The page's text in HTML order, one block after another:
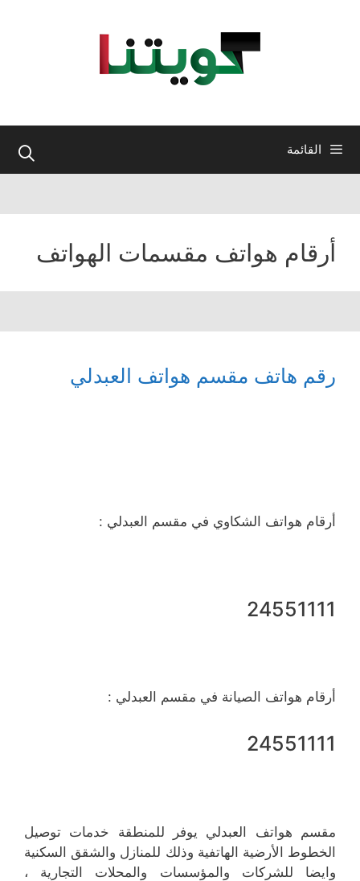
القائمة
أرقام هواتف مقسمات الهواتف
رقم هاتف مقسم هواتف العبدلي
أرقام هواتف الشكاوي في مقسم العبدلي :
24551111
أرقام هواتف الصيانة في مقسم العبدلي :
24551111
مقسم هواتف العبدلي يوفر للمنطقة خدمات توصيل
الخطوط الأرضية الهاتفية وذلك للمنازل والشقق السكنية
وايضا للشركات والمؤسسات والمحلات التجارية ،